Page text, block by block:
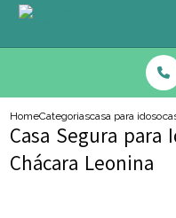
HomeCategoriascasa para idosos
Casa Segura
Chácara Leonina